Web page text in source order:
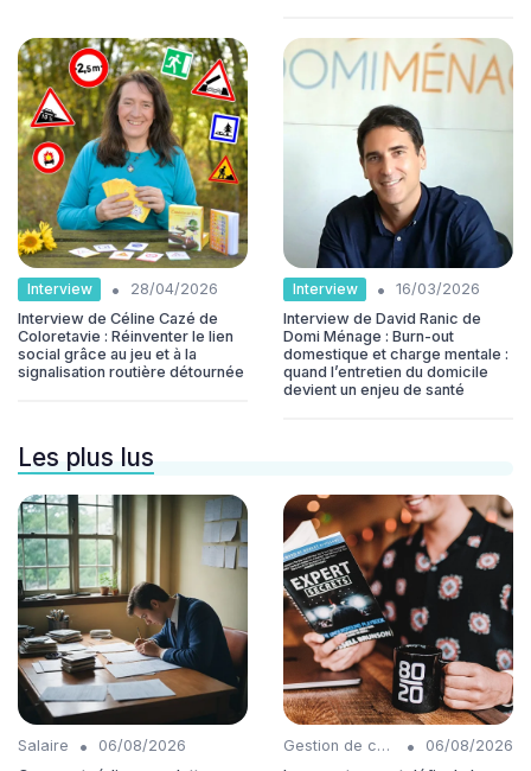
Interview •
28/04/2026
Interview de Céline Cazé de
Coloretavie : Réinventer le lien
social grâce au jeu et à la
signalisation routière détournée
Interview •
16/03/2026
Interview de David Ranic de
Domi Ménage : Burn-out
domestique et charge mentale :
quand l’entretien du domicile
devient un enjeu de santé
Les plus lus
Salaire •
06/08/2026
Gestion de carrière •
06/08/2026